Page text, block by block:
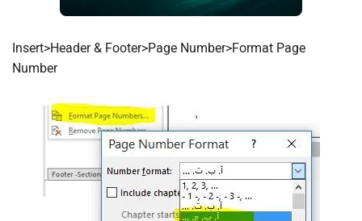
Insert>Header & Footer>Page Number>Format Page
Number